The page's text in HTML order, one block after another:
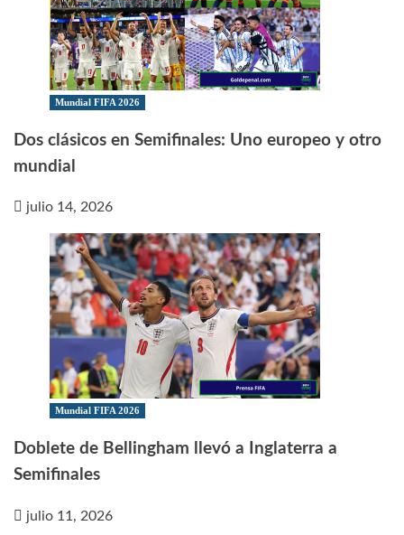
Mundial FIFA 2026
Dos clásicos en Semifinales: Uno europeo y otro
mundial
julio 14, 2026
Mundial FIFA 2026
Doblete de Bellingham llevó a Inglaterra a
Semifinales
julio 11, 2026